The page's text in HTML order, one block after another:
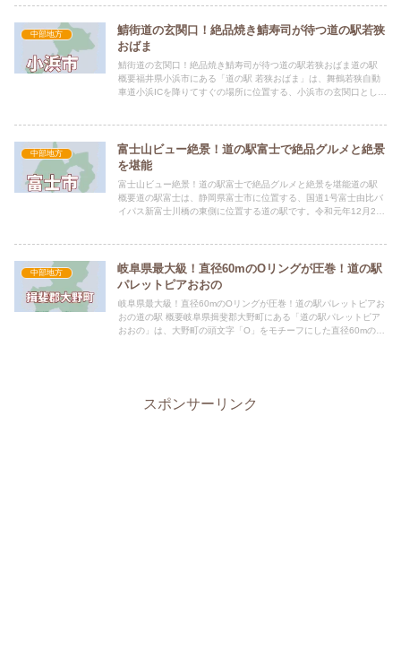
中部地方
鯖街道の玄関口！絶品焼き鯖寿司が待つ道の駅若狭
おばま
鯖街道の玄関口！絶品焼き鯖寿司が待つ道の駅若狭おばま道の駅
概要福井県小浜市にある「道の駅 若狭おばま」は、舞鶴若狭自動
車道小浜ICを降りてすぐの場所に位置する、小浜市の玄関口として
中部地方
富士山ビュー絶景！道の駅富士で絶品グルメと絶景
を堪能
富士山ビュー絶景！道の駅富士で絶品グルメと絶景を堪能道の駅
概要道の駅富士は、静岡県富士市に位置する、国道1号富士由比バ
イパス新富士川橋の東側に位置する道の駅です。令和元年12月21
中部地方
岐阜県最大級！直径60mのOリングが圧巻！道の駅
パレットピアおおの
岐阜県最大級！直径60mのOリングが圧巻！道の駅パレットピアお
おの道の駅 概要岐阜県揖斐郡大野町にある「道の駅パレットピア
おおの」は、大野町の頭文字「O」をモチーフにした直径60mの巨
スポンサーリンク